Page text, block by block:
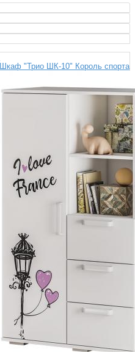
Шкаф "Трио ШК-10" Король спорта